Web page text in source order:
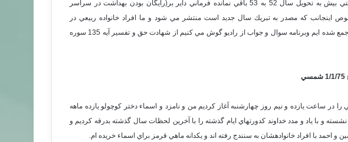
عمر زودگذر ما افزاييد . در اين لحظه كه چند ساعتي بيش به تحويل سال 52 به 53 باقي نمانده فرماني داير بر(رايگان بودن بهداشت در سراسر
اينجانب كه مصدر به تبريك سال جديد است منتشر مي شود و ما افراد خانواده ربيعي در
كرمانشاه در طبقه دوم پلاك 20 خيابان بهار دور هم جمع شده ايم وبرنامه سوال و جواب از راديو گوش مي كنيم از شهادت حق و تفسير آيه 135 سوره
و به ميمنت و مباركي سال 1375 شمسي را در ساعت يازده و نيم روز چهارشنبه آغاز كرديم من و نامزد و اسماء دختر كوچولو يازده ماهه
و با ياد و مدد خداوند كدورتهاي ايام گذشته را با آخرين لحظات سال گذشته بدرقه كرديم و
احمد با افراد خانوادهشان به سنندج رفته اند و يكدانه ماهي قرمز براي اسماء خريده ام.